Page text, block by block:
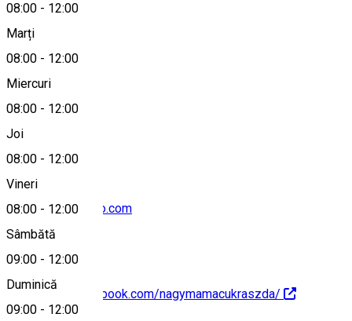
08:00 - 12:00
Marți
08:00 - 12:00
Miercuri
08:00 - 12:00
Joi
08:00 - 12:00
Vineri
08:00 - 12:00
Sâmbătă
09:00 - 12:00
Duminică
09:00 - 12:00
Hartă
bunicutahr@yahoo.com
https://www.facebook.com/nagymamacukraszda/